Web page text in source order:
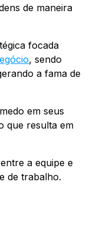
de maneira
focada
, sendo
a fama de
em seus
que resulta em
a equipe e
de trabalho.